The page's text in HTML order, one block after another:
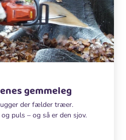
gemmeleg
der fælder træer.
puls – og så er den sjov.